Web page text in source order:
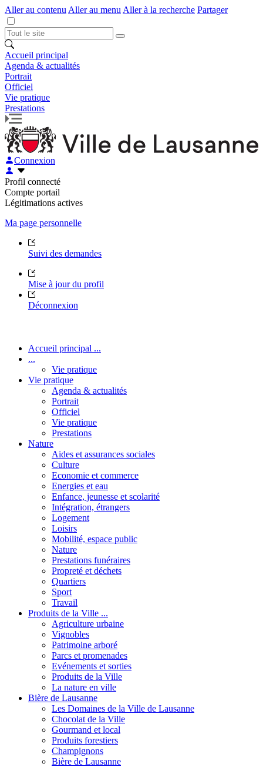
Aller au contenu Aller au menu Aller à la recherche Partager
Accueil principal
Agenda & actualités
Portrait
Officiel
Vie pratique
Prestations
Connexion
Profil connecté
Compte portail
Légitimations actives
Ma page personnelle
Suivi des demandes
Mise à jour du profil
Déconnexion
Accueil principal ...
...
Vie pratique
Vie pratique
Agenda & actualités
Portrait
Officiel
Vie pratique
Prestations
Nature
Aides et assurances sociales
Culture
Economie et commerce
Energies et eau
Enfance, jeunesse et scolarité
Intégration, étrangers
Logement
Loisirs
Mobilité, espace public
Nature
Prestations funéraires
Propreté et déchets
Quartiers
Sport
Travail
Produits de la Ville ...
Agriculture urbaine
Vignobles
Patrimoine arboré
Parcs et promenades
Evénements et sorties
Produits de la Ville
La nature en ville
Bière de Lausanne
Les Domaines de la Ville de Lausanne
Chocolat de la Ville
Gourmand et local
Produits forestiers
Champignons
Bière de Lausanne